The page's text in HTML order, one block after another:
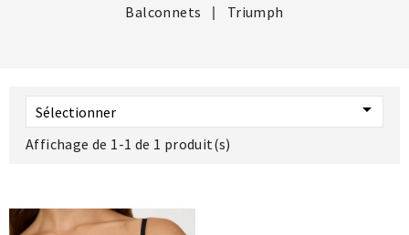
Balconnets
Triumph
Sélectionner 
Affichage de 1-1 de 1 produit(s)